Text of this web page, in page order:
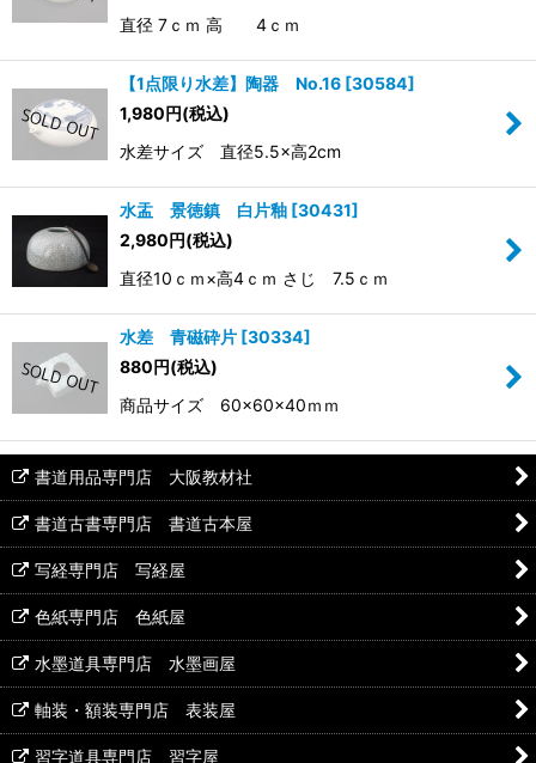
直径 7ｃｍ 高 4ｃｍ
【1点限り水差】陶器 No.16 [30584]
1,980円(税込)
水差サイズ 直径5.5×高2cm
水盂 景徳鎮 白片釉 [30431]
2,980円(税込)
直径10ｃｍ×高4ｃｍ さじ 7.5ｃｍ
水差 青磁砕片 [30334]
880円(税込)
商品サイズ 60×60×40ｍｍ
書道用品専門店 大阪教材社
書道古書専門店 書道古本屋
写経専門店 写経屋
色紙専門店 色紙屋
水墨道具専門店 水墨画屋
軸装・額装専門店 表装屋
習字道具専門店 習字屋